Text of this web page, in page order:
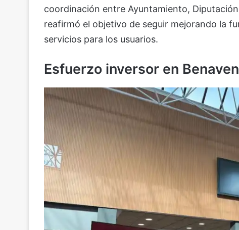
coordinación entre Ayuntamiento,
reafirmó el objetivo de seguir mejorando la
servicios para los usuarios.
Esfuerzo inversor en